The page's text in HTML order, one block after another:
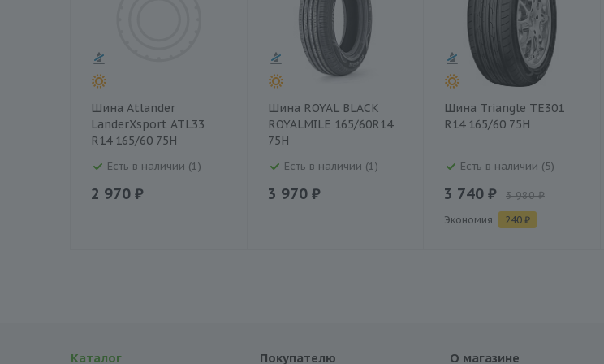
Шина Atlander
LanderXsport ATL33
R14 165/60 75H
Есть в наличии (1)
2 970 ₽
Шина ROYAL BLACK
ROYALMILE 165/60R14
75H
Есть в наличии (1)
3 970 ₽
Шина Triangle TE301
R14 165/60 75H
Есть в наличии (5)
3 740 ₽ 3 980 ₽
Экономия 240 ₽
Каталог Покупателю О магазине